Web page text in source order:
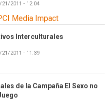
2011 - 12:04
Media Impact
Interculturales
2011 - 11:39
de la Campaña El Sexo no